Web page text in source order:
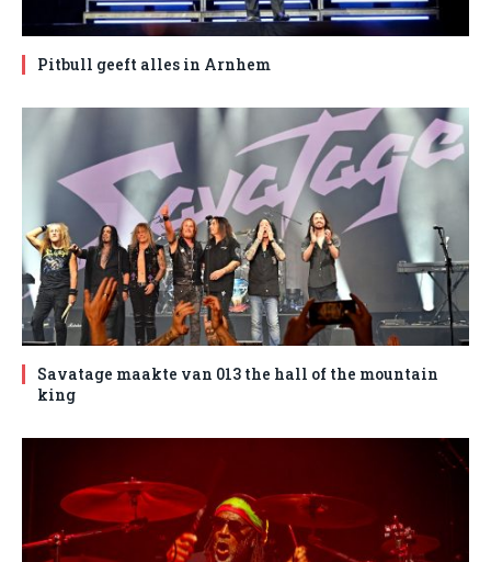
Pitbull geeft alles in Arnhem
Savatage maakte van 013 the hall of the mountain
king